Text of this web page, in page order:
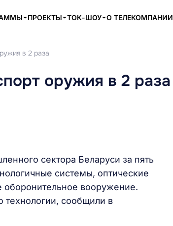
ПРОЕКТЫ ТОК-ШОУ О ТЕЛЕКОМПАНИИ
в 2 раза
оружия в 2 раза
сектора Беларуси за пять
системы, оптические
вооружение.
технологии, сообщили в